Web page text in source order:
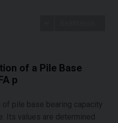
of a Pile Base
p
pile base bearing capacity
Its values are determined